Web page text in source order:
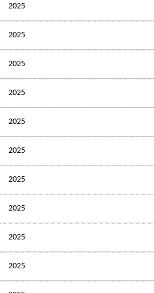
2025
2025
2025
2025
2025
2025
2025
2025
2025
2025